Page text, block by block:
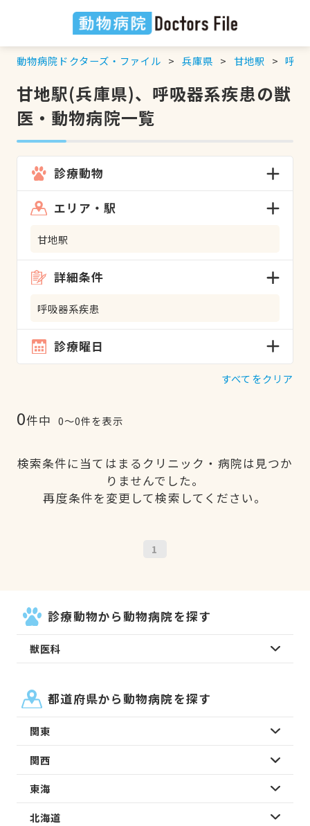
動物病院ドクターズ・ファイル 兵庫県 甘地駅 呼吸
甘地駅(兵庫県)、呼吸器系疾患の獣
医・動物病院一覧
診療動物
エリア・駅
甘地駅
詳細条件
呼吸器系疾患
診療曜日
すべてをクリア
0件中 0〜0件を表示
検索条件に当てはまるクリニック・病院は見つか
りませんでした。
再度条件を変更して検索してください。
1
診療動物から動物病院を探す
獣医科
都道府県から動物病院を探す
関東
関西
東海
北海道